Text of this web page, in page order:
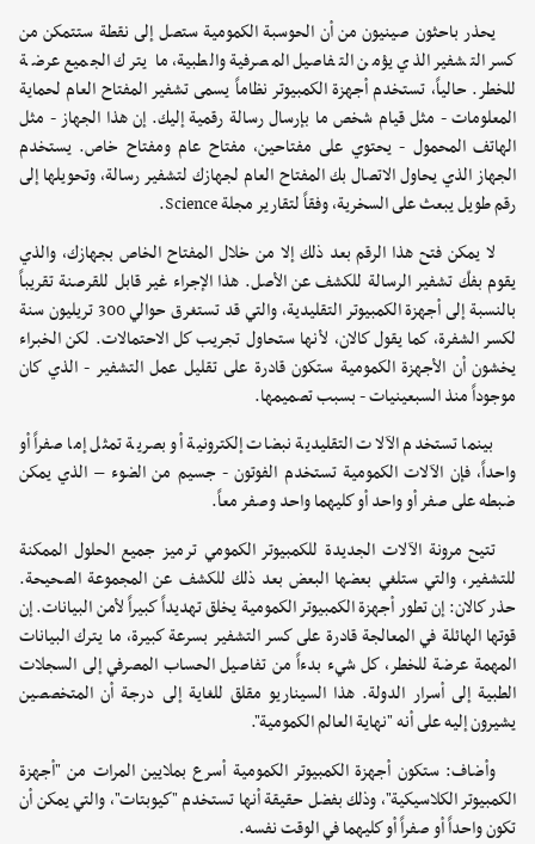
يحذر باحثون صينيون من أن الحوسبة الكمومية ستصل إلى نقطة ستتمكن من
كسر التشفير الذي يؤمن التفاصيل المصرفية والطبية، ما يترك الجميع عرضة
للخطر. حالياً، تستخدم أجهزة الكمبيوتر نظاماً يسمى تشفير المفتاح العام لحماية
المعلومات - مثل قيام شخص ما بإرسال رسالة رقمية إليك. إن هذا الجهاز - مثل
الهاتف المحمول - يحتوي على مفتاحين، مفتاح عام ومفتاح خاص. يستخدم
الجهاز الذي يحاول الاتصال بك المفتاح العام لجهازك لتشفير رسالة، وتحويلها إلى
رقم طويل يبعث على السخرية، وفقاً لتقارير مجلة Science.
لا يمكن فتح هذا الرقم بعد ذلك إلا من خلال المفتاح الخاص بجهازك، والذي
يقوم بفكّ تشفير الرسالة للكشف عن الأصل. هذا الإجراء غير قابل للقرصنة تقريباً
بالنسبة إلى أجهزة الكمبيوتر التقليدية، والتي قد تستغرق حوالي 300 تريليون سنة
لكسر الشفرة، كما يقول كالان، لأنها ستحاول تجريب كل الاحتمالات. لكن الخبراء
يخشون أن الأجهزة الكمومية ستكون قادرة على تقليل عمل التشفير - الذي كان
موجوداً منذ السبعينيات - بسبب تصميمها.
بينما تستخدم الآلات التقليدية نبضات إلكترونية أو بصرية تمثل إما صفراً أو
واحداً، فإن الآلات الكمومية تستخدم الفوتون - جسيم من الضوء – الذي يمكن
ضبطه على صفر أو واحد أو كليهما واحد وصفر معاً.
تتيح مرونة الآلات الجديدة للكمبيوتر الكمومي ترميز جميع الحلول الممكنة
للتشفير، والتي ستلغي بعضها البعض بعد ذلك للكشف عن المجموعة الصحيحة.
حذر كالان: إن تطور أجهزة الكمبيوتر الكمومية يخلق تهديداً كبيراً لأمن البيانات. إن
قوتها الهائلة في المعالجة قادرة على كسر التشفير بسرعة كبيرة، ما يترك البيانات
المهمة عرضة للخطر، كل شيء بدءاً من تفاصيل الحساب المصرفي إلى السجلات
الطبية إلى أسرار الدولة. هذا السيناريو مقلق للغاية إلى درجة أن المتخصصين
يشيرون إليه على أنه "نهاية العالم الكمومية".
وأضاف: ستكون أجهزة الكمبيوتر الكمومية أسرع بملايين المرات من "أجهزة
الكمبيوتر الكلاسيكية"، وذلك بفضل حقيقة أنها تستخدم "كيوبتات"، والتي يمكن أن
تكون واحداً أو صفراً أو كليهما في الوقت نفسه.